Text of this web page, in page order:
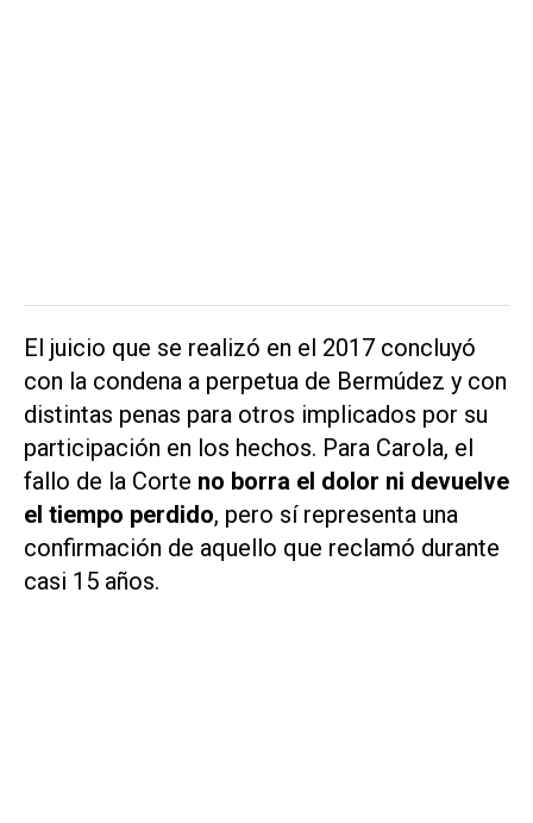
El juicio que se realizó en el 2017 concluyó
con la condena a perpetua de Bermúdez y con
distintas penas para otros implicados por su
participación en los hechos. Para Carola, el
fallo de la Corte no borra el dolor ni devuelve
el tiempo perdido, pero sí representa una
confirmación de aquello que reclamó durante
casi 15 años.